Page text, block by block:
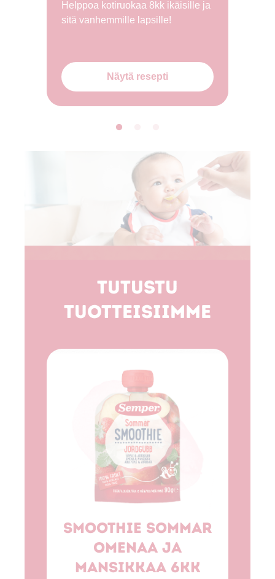
Helppoa kotiruokaa 8kk ikäisille ja
sitä vanhemmille lapsille!
Näytä resepti
Tutustu
tuotteisiimme
Smoothie sommar
omenaa ja
mansikkaa 6kk